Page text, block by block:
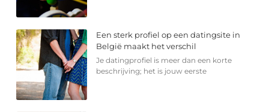
Een sterk profiel op een datingsite in
België maakt het verschil
Je datingprofiel is meer dan een korte
beschrijving; het is jouw eerste